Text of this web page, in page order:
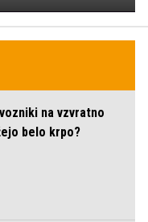
na vzvratno
belo krpo?